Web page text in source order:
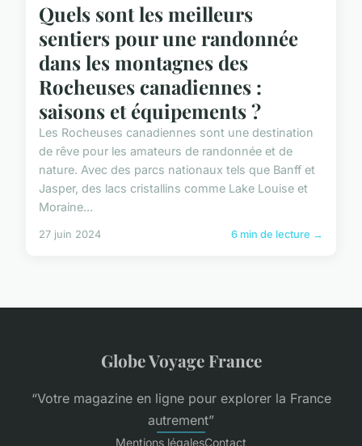
Quels sont les meilleurs
sentiers pour une randonnée
dans les montagnes des
Rocheuses canadiennes :
saisons et équipements ?
Les Rocheuses canadiennes sont une destination
de rêve pour les amateurs de randonnée et de
nature. Avec des parcs nationaux tels que Banff et
Jasper, des lacs cristallins comme Lake Louise et
Moraine...
27 juin 2024 6 min de lecture →
Globe Voyage France
“Votre magazine en ligne pour explorer la France
autrement”
Mentions légalesContact